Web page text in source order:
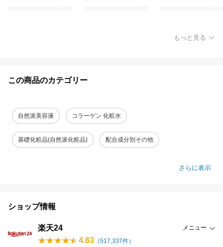
もっと見る
この商品のカテゴリー
自然派美容液 コラーゲン 化粧水
基礎化粧品(自然派化粧品) 配合成分別その他
さらに表示
ショップ情報
楽天24 メニュー
4.63 （517,337件）